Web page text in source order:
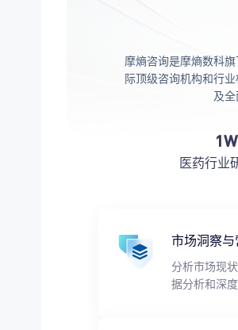
摩熵咨询是摩熵数科
际顶级咨询机构和行
及
医药行业
市场洞察与
分析市场现
据分析和深